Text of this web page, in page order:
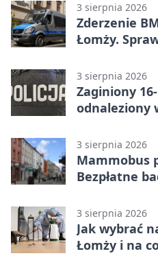
3 sierpnia 2026
Zderzenie
Łomży.
3 sierpnia 2026
Zaginiony
odnaleziony
3 sierpnia 2026
Mammobus
Bezpłatne
3 sierpnia 2026
Jak wybrać
Łomży i na